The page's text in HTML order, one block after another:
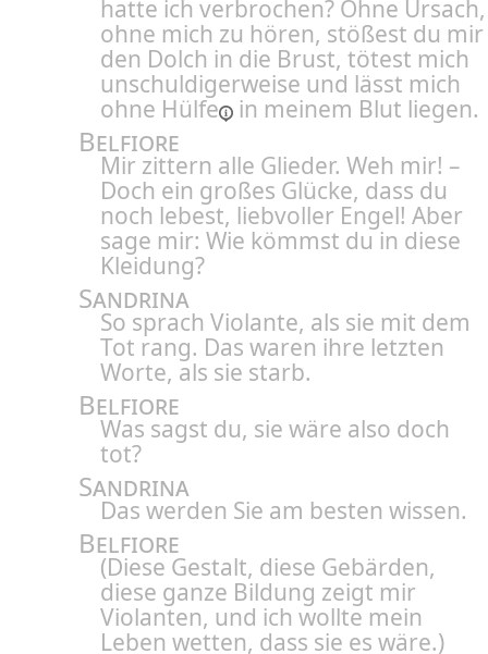
hatte ich verbrochen? Ohne Ursach,
ohne mich zu hören, stößest du mir
den Dolch in die Brust, tötest mich
unschuldigerweise und lässt mich
ohne Hülfe in meinem Blut liegen.
Belfiore
Mir zittern alle Glieder. Weh mir! –
Doch ein großes Glücke, dass du
noch lebest, liebvoller Engel! Aber
sage mir: Wie kömmst du in diese
Kleidung?
Sandrina
So sprach Violante, als sie mit dem
Tot rang. Das waren ihre letzten
Worte, als sie starb.
Belfiore
Was sagst du, sie wäre also doch
tot?
Sandrina
Das werden Sie am besten wissen.
Belfiore
(Diese Gestalt, diese Gebärden,
diese ganze Bildung zeigt mir
Violanten, und ich wollte mein
Leben wetten, dass sie es wäre.)